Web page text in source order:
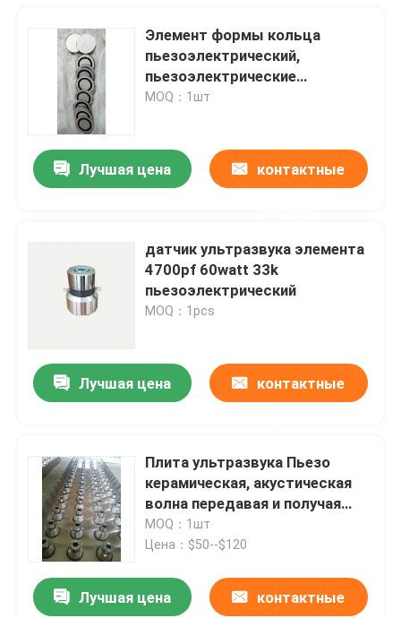
Элемент формы кольца
пьезоэлектрический,
пьезоэлектрические
электроды плиты на
MOQ：1шт
Лучшая цена контактные
датчик ультразвука элемента
4700pf 60watt 33k
пьезоэлектрический
MOQ：1pcs
Лучшая цена контактные
Плита ультразвука Пьезо
керамическая, акустическая
волна передавая и получая
пьезоэлектрический элемент
MOQ：1шт
Цена：$50--$120
Лучшая цена контактные